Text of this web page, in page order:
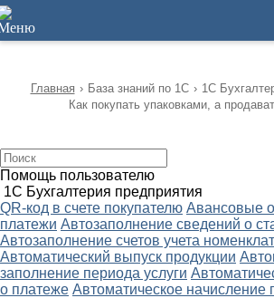
12
Главная › База знаний по 1С › 1С
Как покупать упаковками, а
Помощь пользователю
1С Бухгалтерия предприятия
QR-код в счете покупателю Авансовые
платежи Автозаполнение сведений о
Автозаполнение счетов учета
Автоматический выпуск продукции
заполнение периода услуги
о платеже Автоматическое начисление